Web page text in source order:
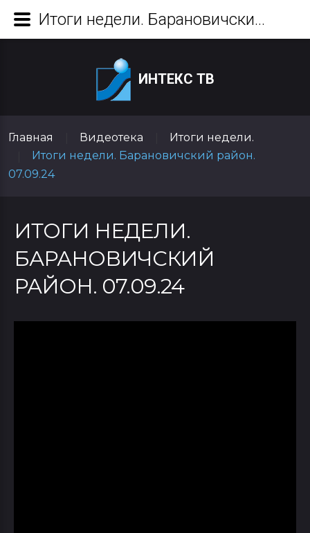
ИНТЕКС ТВ
Главная Видеотека
Итоги недели.
Итоги недели. Барановичский район.
07.09.24
ИТОГИ НЕДЕЛИ.
БАРАНОВИЧСКИЙ
РАЙОН. 07.09.24
Итоги недели. Барановичский район. 07.09.24